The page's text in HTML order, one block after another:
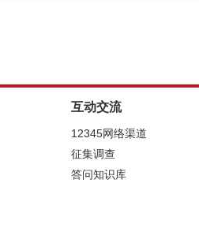
互动交流
12345网络渠道
征集调查
答问知识库